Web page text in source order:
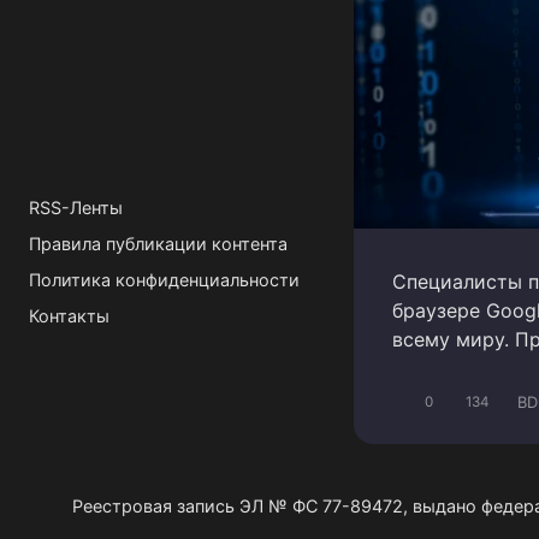
Специалисты
браузере
всему миру.
0 134
RSS-Ленты
Правила публикации контента
Политика конфиденциальности
Контакты
Реестровая запись ЭЛ № ФС 77-89472, выдано